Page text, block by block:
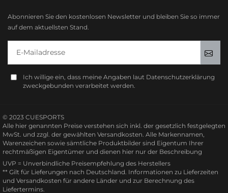
Abonnieren Sie den kostenlosen Newsletter und bleiben Sie so immer
auf dem aktuellsten Stand.
Ich willige ein, dass meine Angaben laut Datenschutzerklärung
zweckgebunden verarbeitet werden.
© 2023 CUESPORTS
Alle hier genannten Preise verstehen sich inkl. der gesetzlich festgelegten
MwSt. und zzgl. der gewählten Versandkosten. Alle Markennamen,
Warenzeichen sowie sämtliche Produktbilder sind Eigentum Ihrer
rechtmäßigen Eigentümer und dienen hier nur der Beschreibung
UVP = Unverbindliche Preisempfehlung des Herstellers
** Gilt für Lieferungen nach Deutschland. Informationen zu Lieferzeiten
und Versandkosten für andere Länder und zur Berechnung des
Liefertermins.